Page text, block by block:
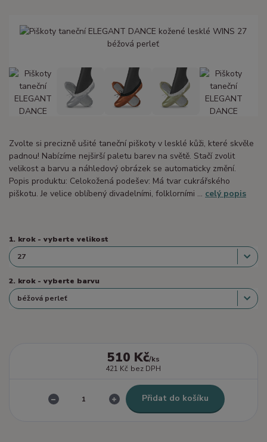
Zvolte si precizně ušité taneční piškoty v lesklé kůži, které skvěle
padnou! Nabízíme nejširší paletu barev na světě. Stačí zvolit
velikost a barvu a náhledový obrázek se automaticky změní.
Popis produktu: Celokožená podešev: Má tvar cukrářského
piškotu. Je velice oblíbený divadelními, folklorními ... celý popis
1. krok - vyberte velikost
2. krok - vyberte barvu
510 Kč/ks
421 Kč bez DPH
Přidat do košíku